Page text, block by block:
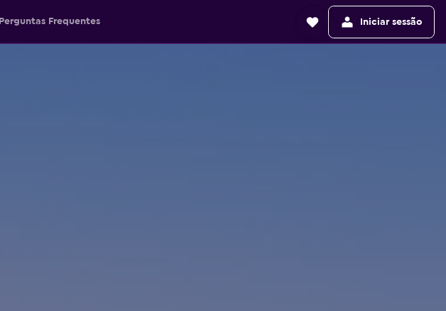
Perguntas Frequentes Iniciar sessão